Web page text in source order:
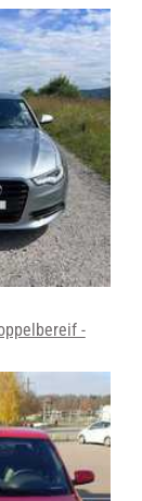
-